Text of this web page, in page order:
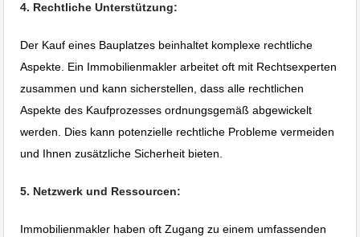
4. Rechtliche Unterstützung:
Der Kauf eines Bauplatzes beinhaltet komplexe rechtliche
Aspekte. Ein Immobilienmakler arbeitet oft mit Rechtsexperten
zusammen und kann sicherstellen, dass alle rechtlichen
Aspekte des Kaufprozesses ordnungsgemäß abgewickelt
werden. Dies kann potenzielle rechtliche Probleme vermeiden
und Ihnen zusätzliche Sicherheit bieten.
5. Netzwerk und Ressourcen:
Immobilienmakler haben oft Zugang zu einem umfassenden